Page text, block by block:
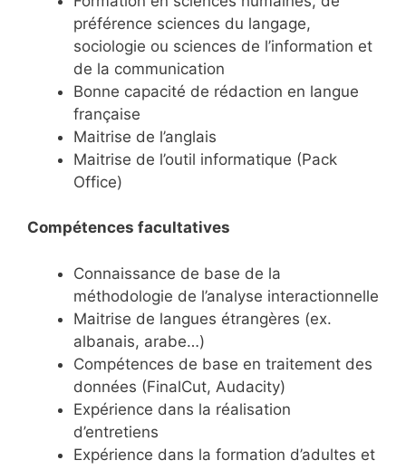
préférence sciences du langage,
sociologie ou sciences de l’information et
de la communication
Bonne capacité de rédaction en langue
française
Maitrise de l’anglais
Maitrise de l’outil informatique (Pack
Office)
Compétences facultatives
Connaissance de base de la
méthodologie de l’analyse interactionnelle
Maitrise de langues étrangères (ex.
albanais, arabe…)
Compétences de base en traitement des
données (FinalCut, Audacity)
Expérience dans la réalisation
d’entretiens
Expérience dans la formation d’adultes et